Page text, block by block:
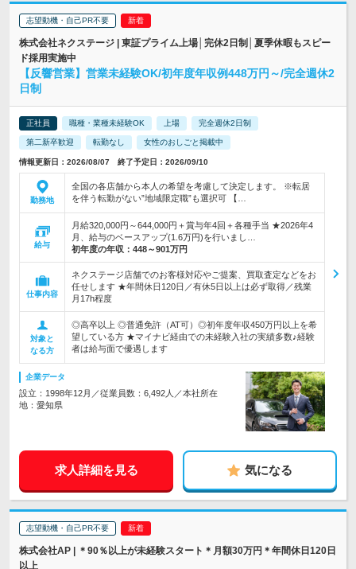
志望動機・自己PR不要
株式会社ネクステージ | 東証プライム上場│完休2日制│夏季休暇もスピー
ド採用実施中
【反響営業】営業未経験OK/初年度年収例448万円～/完全週休2
日制
正社員 職種・業種未経験OK 上場 完全週休2日制
第二新卒歓迎 転勤なし 女性のおしごと掲載中
情報更新日：2026/08/07 終了予定日：2026/09/10
勤務地
全国の各店舗から本人の希望を考慮して決定します。 ※転居
を伴う転勤がない”地域限定職”も選択可 【…
給与
月給320,000円～644,000円＋賞与年4回＋各種手当 ★2026年4
月、給与のベースアップ(1.6万円)を行いまし…
初年度の年収： 448～901万円
仕事内容
ネクステージ店舗でのお客様対応やご提案、買取査定などをお
任せします ★年間休日120日／有休5日以上は必ず取得／残業
月17h程度
対象と
なる方
◎高卒以上 ◎普通免許（AT可）◎初年度年収450万円以上を希
望している方 ★マイナビ経由での未経験入社の実績多数♪経験
者は給与面で優遇します
企業データ
設立：1998年12月／従業員数：6,492人／本社所在
地：愛知県
求人詳細を見る 気になる
志望動機・自己PR不要
株式会社AP | ＊90％以上が未経験スタート＊月額30万円＊年間休日120日
以上